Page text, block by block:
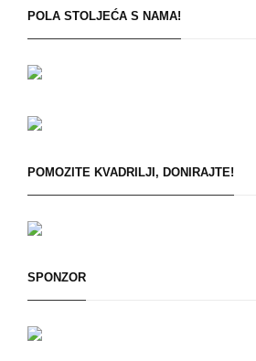
POLA STOLJEĆA S NAMA!
POMOZITE KVADRILJI, DONIRAJTE!
SPONZOR